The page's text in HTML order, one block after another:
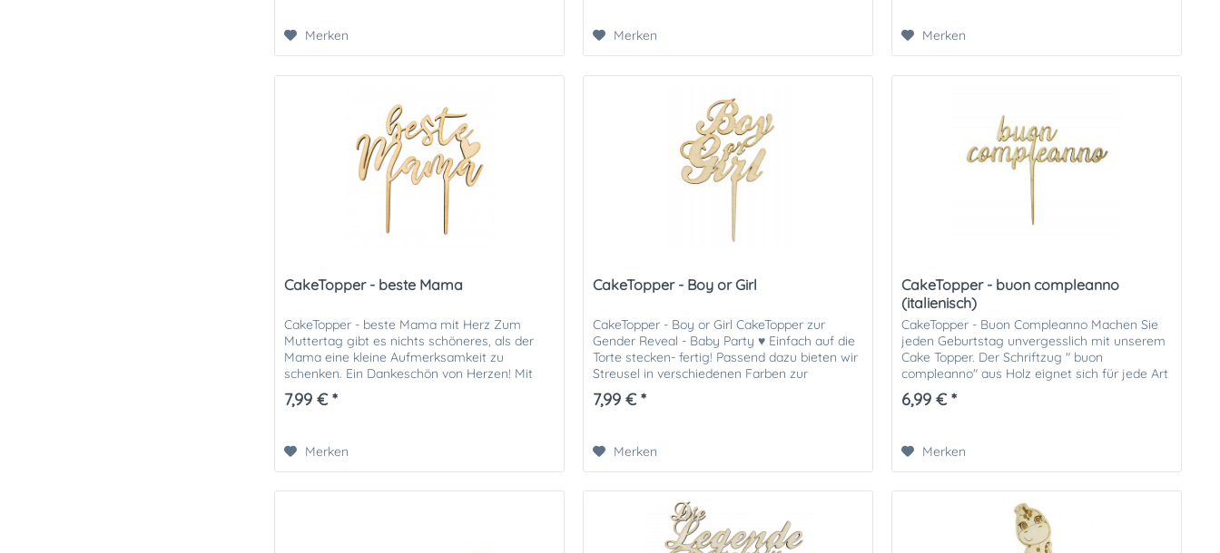
Merken Merken Merken
CakeTopper - beste Mama
CakeTopper - beste Mama mit Herz Zum
Muttertag gibt es nichts schöneres, als der
Mama eine kleine Aufmerksamkeit zu
schenken. Ein Dankeschön von Herzen! Mit
unserem CakeTopper "beste Mama" zaubert...
7,99 € *
Merken
CakeTopper - Boy or Girl
CakeTopper - Boy or Girl CakeTopper zur
Gender Reveal - Baby Party ♥ Einfach auf die
Torte stecken- fertig! Passend dazu bieten wir
Streusel in verschiedenen Farben zur
Geschlechtsenthüllungs-Party...
7,99 € *
Merken
CakeTopper - buon compleanno
(italienisch)
CakeTopper - Buon Compleanno Machen Sie
jeden Geburtstag unvergesslich mit unserem
Cake Topper. Der Schriftzug " buon
compleanno" aus Holz eignet sich für jede Art
von Geburtstagskuchen. Wir...
6,99 € *
Merken